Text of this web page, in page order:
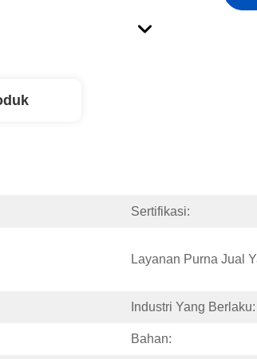
Sertifikasi:
Layanan Purna Jual
Industri Yang Berlaku:
Bahan: